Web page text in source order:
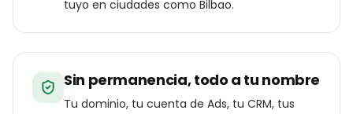
tuyo en ciudades como Bilbao.
Sin permanencia, todo a tu nombre
Tu dominio, tu cuenta de Ads, tu CRM, tus